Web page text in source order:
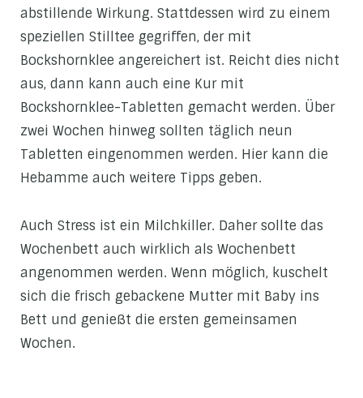
abstillende Wirkung. Stattdessen wird zu einem
speziellen Stilltee gegriffen, der mit
Bockshornklee angereichert ist. Reicht dies nicht
aus, dann kann auch eine Kur mit
Bockshornklee-Tabletten gemacht werden. Über
zwei Wochen hinweg sollten täglich neun
Tabletten eingenommen werden. Hier kann die
Hebamme auch weitere Tipps geben.
Auch Stress ist ein Milchkiller. Daher sollte das
Wochenbett auch wirklich als Wochenbett
angenommen werden. Wenn möglich, kuschelt
sich die frisch gebackene Mutter mit Baby ins
Bett und genießt die ersten gemeinsamen
Wochen.